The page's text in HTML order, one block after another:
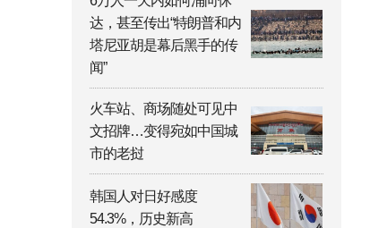
达，甚至传出“特朗普和内
塔尼亚胡是幕后黑手的传
闻”
火车站、商场随处可见中
文招牌…变得宛如中国城
市的老挝
韩国人对日好感度
54.3%，历史新高